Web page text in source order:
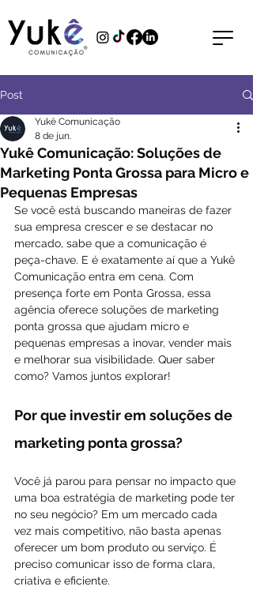
Post
Yukê Comunicação: Soluções de
Marketing Ponta Grossa para Micro e
Pequenas Empresas
Yukê Comunicação
8 de jun.
Se você está buscando maneiras de fazer
sua empresa crescer e se destacar no
mercado, sabe que a comunicação é
peça-chave. E é exatamente aí que a Yukê
Comunicação entra em cena. Com
presença forte em Ponta Grossa, essa
agência oferece soluções de marketing
ponta grossa que ajudam micro e
pequenas empresas a inovar, vender mais
e melhorar sua visibilidade. Quer saber
como? Vamos juntos explorar!
Por que investir em soluções de
marketing ponta grossa?
Você já parou para pensar no impacto que
uma boa estratégia de marketing pode ter
no seu negócio? Em um mercado cada
vez mais competitivo, não basta apenas
oferecer um bom produto ou serviço. É
preciso comunicar isso de forma clara,
criativa e eficiente.